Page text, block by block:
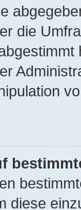
die
diese